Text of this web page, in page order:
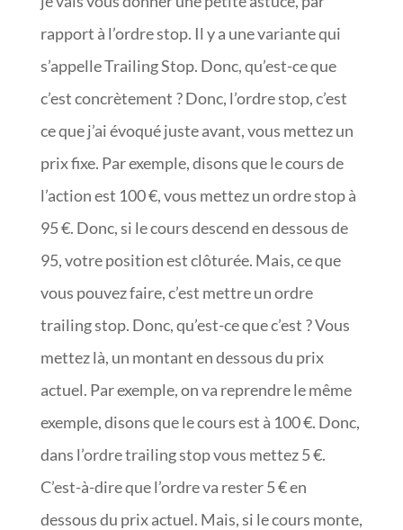
rapport à l’ordre stop. Il y a une variante qui
s’appelle Trailing Stop. Donc, qu’est-ce que
c’est concrètement ? Donc, l’ordre stop, c’est
ce que j’ai évoqué juste avant, vous mettez un
prix fixe. Par exemple, disons que le cours de
l’action est 100 €, vous mettez un ordre stop à
95 €. Donc, si le cours descend en dessous de
95, votre position est clôturée. Mais, ce que
vous pouvez faire, c’est mettre un ordre
trailing stop. Donc, qu’est-ce que c’est ? Vous
mettez là, un montant en dessous du prix
actuel. Par exemple, on va reprendre le même
exemple, disons que le cours est à 100 €. Donc,
dans l’ordre trailing stop vous mettez 5 €.
C’est-à-dire que l’ordre va rester 5 € en
dessous du prix actuel. Mais, si le cours monte,